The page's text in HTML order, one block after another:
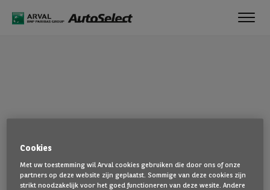
startpagina door hier te klikken.
Cookies
Met uw toestemming wil Arval cookies gebruiken die door ons of onze
partners op deze website zijn geplaatst. Sommige van deze cookies zijn
strikt noodzakelijk voor het goed functioneren van deze wesite. Andere